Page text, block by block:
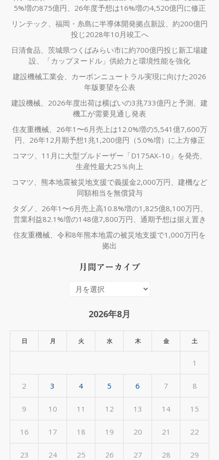
5%増の875億円、26年度予想は16%増の4,520億円に修正
リンテック、福岡・糸島に半導体開発拠点新設、約200億円
投じ2028年10月竣工へ
日清食品、茨城県つくばみらい市に約700億円投じ新工場建
設、「カップヌードル」供給力と環境性能を強化
建設機械工業会、カーボンニュートラル実現に向けた2026
年版要望を公表
建設機械、2026年度出荷は横ばいの3兆733億円と予測、建
機工が需要見通し発表
住友重機械、26年1〜6月売上は12.0%増の5,541億7,600万
円、26年12月期予想1兆1,200億円（5.0%増）に上方修正
コマツ、11月に大型ブルドーザー「D175AX-10」を発売、
生産性最大25％向上
コマツ、熊本地震被災地支援で義援金2,000万円、建機など
同額相当を無償貸与
タダノ、26年1〜6月売上高10.8%増の1,825億8,100万円、
営業利益82.1%増の148億7,800万円、通期予想は据え置き
住友重機械、令和8年熊本地震の被災地支援で1,000万円を
拠出
月間アーカイブ
イ
2026年8月
日 月 火 水 木 金 土
1
2 3 4 5 6 7 8
9 10 11 12 13 14 15
16 17 18 19 20 21 22
23 24 25 26 27 28 29